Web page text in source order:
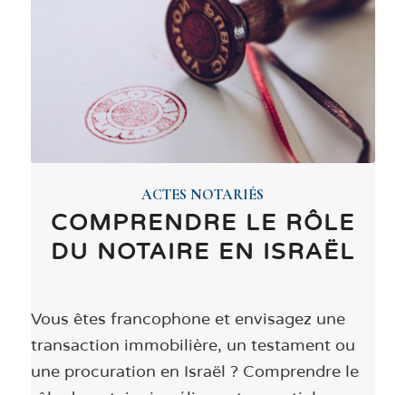
ACTES NOTARIÉS
COMPRENDRE LE RÔLE
DU NOTAIRE EN ISRAËL
Vous êtes francophone et envisagez une
transaction immobilière, un testament ou
une procuration en Israël ? Comprendre le